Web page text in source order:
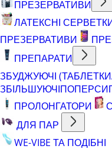
ПРЕЗЕРВАТИВИ
ЛАТЕКСНІ
ПРЕЗЕРВАТИВИ
ПРЕПАРАТИ
ЗБУДЖУЮЧІ
ЗБІЛЬШУЮЧІПОПЕРСИ
ПРОЛОНГАТОРИ
ДЛЯ ПАР
WE-VIBE ТА ПОДІБНІ